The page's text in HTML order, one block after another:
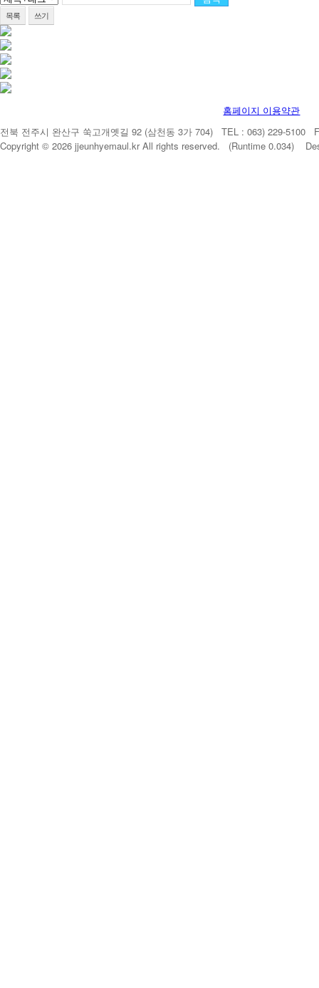
목록 쓰기
홈페이지 이용약관
전북 전주시 완산구 쑥고개옛길 92 (삼천동 3가 704) TEL : 063) 229-5100
Copyright © 2026 jjeunhyemaul.kr All rights reserved. (Runtime 0.034)